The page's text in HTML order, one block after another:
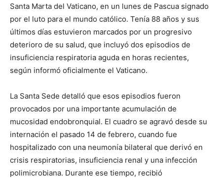
Santa Marta del Vaticano, en un lunes de Pascua signado
por el luto para el mundo católico. Tenía 88 años y sus
últimos días estuvieron marcados por un progresivo
deterioro de su salud, que incluyó dos episodios de
insuficiencia respiratoria aguda en horas recientes,
según informó oficialmente el Vaticano.
La Santa Sede detalló que esos episodios fueron
provocados por una importante acumulación de
mucosidad endobronquial. El cuadro se agravó desde su
internación el pasado 14 de febrero, cuando fue
hospitalizado con una neumonía bilateral que derivó en
crisis respiratorias, insuficiencia renal y una infección
polimicrobiana. Durante ese tiempo, recibió